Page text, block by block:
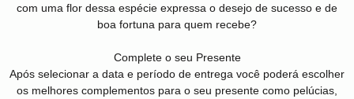
com uma flor dessa espécie expressa o desejo de sucesso e de
boa fortuna para quem recebe?
Complete o seu Presente
Após selecionar a data e período de entrega você poderá escolher
os melhores complementos para o seu presente como pelúcias,